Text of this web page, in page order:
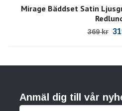
Mirage Bäddset Satin
369 kr
Anmäl dig till vår